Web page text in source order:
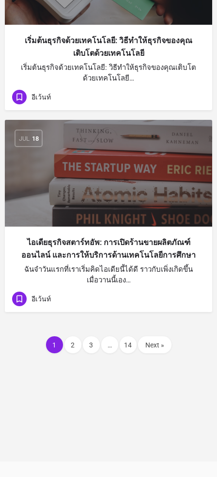
เริ่มต้นธุรกิจด้วยเทคโนโลยี: วิธีทำให้ธุรกิจของคุณ
เติบโตด้วยเทคโนโลยี
เริ่มต้นธุรกิจด้วยเทคโนโลยี: วิธีทำให้ธุรกิจของคุณเติบโต
ด้วยเทคโนโลยี…
อีเว้นท์
JUL 18
ไอเดียธุรกิจสตาร์ทอัพ: การเปิดร้านขายผลิตภัณฑ์
ออนไลน์ และการให้บริการด้านเทคโนโลยีการศึกษา
ฉันจำวันแรกที่เราเริ่มคิดไอเดียนี้ได้ดี ราวกับเพิ่งเกิดขึ้น
เมื่อวานนี้เอง…
อีเว้นท์
1 2 3 … 14 Next »